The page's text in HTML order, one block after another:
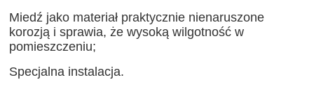
Miedź jako materiał praktycznie nienaruszone
korozją i sprawia, że wysoką wilgotność w
pomieszczeniu;
Specjalna instalacja.